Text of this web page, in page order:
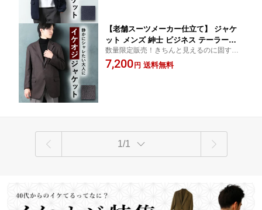
【老舗スーツメーカー仕立て】 ジャケ
ット メンズ 紳士 ビジネス テーラード
ジャケット ビジカジ 仕事 カジュアル
ジャケパン ストレッチ 羽織り 軽量 秋
数量限定販売！きちんと見えるのに固すぎ
ない、大人のジャケット
7,200円 送料無料
1/1